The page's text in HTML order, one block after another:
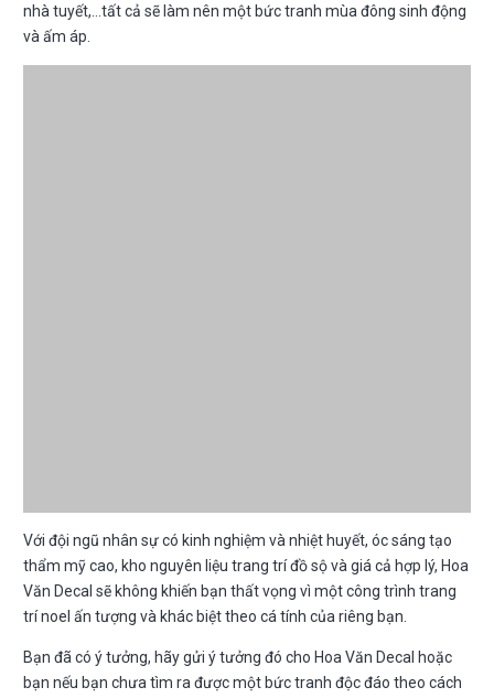
nhà tuyết,…tất cả sẽ làm nên một bức tranh mùa đông sinh động
và ấm áp.
Với đội ngũ nhân sự có kinh nghiệm và nhiệt huyết, óc sáng tạo
thẩm mỹ cao, kho nguyên liệu trang trí đồ sộ và giá cả hợp lý, Hoa
Văn Decal sẽ không khiến bạn thất vọng vì một công trình trang
trí noel ấn tượng và khác biệt theo cá tính của riêng bạn.
Bạn đã có ý tưởng, hãy gửi ý tưởng đó cho Hoa Văn Decal hoặc
bạn nếu bạn chưa tìm ra được một bức tranh độc đáo theo cách